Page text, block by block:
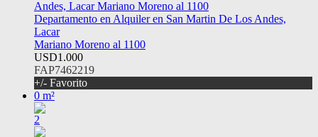
Departamento en Alquiler en San Martin De Los Andes,
Lacar
Mariano Moreno al 1100
USD1.000
FAP7462219
+/- Favorito
0 m²
2